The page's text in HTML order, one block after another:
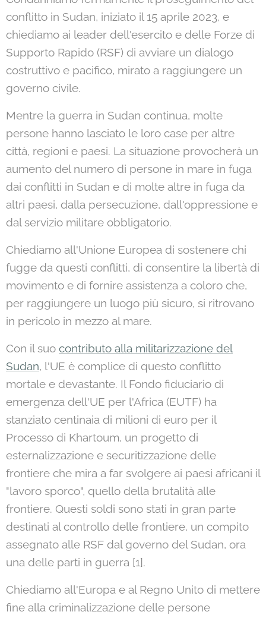
conflitto in Sudan, iniziato il 15 aprile 2023, e
chiediamo ai leader dell'esercito e delle Forze di
Supporto Rapido (RSF) di avviare un dialogo
costruttivo e pacifico, mirato a raggiungere un
governo civile.
Mentre la guerra in Sudan continua, molte
persone hanno lasciato le loro case per altre
città, regioni e paesi. La situazione provocherà un
aumento del numero di persone in mare in fuga
dai conflitti in Sudan e di molte altre in fuga da
altri paesi, dalla persecuzione, dall'oppressione e
dal servizio militare obbligatorio.
Chiediamo all'Unione Europea di sostenere chi
fugge da questi conflitti, di consentire la libertà di
movimento e di fornire assistenza a coloro che,
per raggiungere un luogo più sicuro, si ritrovano
in pericolo in mezzo al mare.
Con il suo contributo alla militarizzazione del
Sudan, l'UE è complice di questo conflitto
mortale e devastante. Il Fondo fiduciario di
emergenza dell'UE per l'Africa (EUTF) ha
stanziato centinaia di milioni di euro per il
Processo di Khartoum, un progetto di
esternalizzazione e securitizzazione delle
frontiere che mira a far svolgere ai paesi africani il
"lavoro sporco", quello della brutalità alle
frontiere. Questi soldi sono stati in gran parte
destinati al controllo delle frontiere, un compito
assegnato alle RSF dal governo del Sudan, ora
una delle parti in guerra [1].
Chiediamo all'Europa e al Regno Unito di mettere
fine alla criminalizzazione delle persone